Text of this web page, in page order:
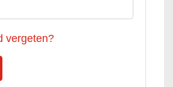
vergeten?